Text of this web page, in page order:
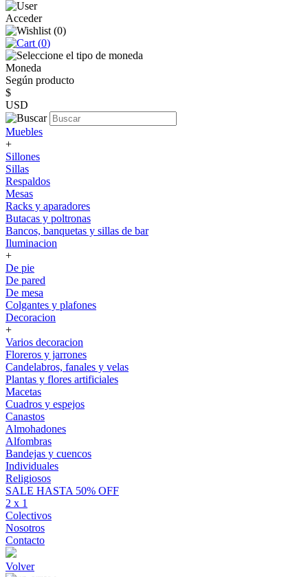
Acceder
(0)
(0)
Moneda
Según producto
$
USD
Muebles
+
Sillones
Sillas
Respaldos
Mesas
Racks y aparadores
Butacas y poltronas
Bancos, banquetas y sillas de bar
Iluminacion
+
De pie
De pared
De mesa
Colgantes y plafones
Decoracion
+
Varios decoracion
Floreros y jarrones
Candelabros, fanales y velas
Plantas y flores artificiales
Macetas
Cuadros y espejos
Canastos
Almohadones
Alfombras
Bandejas y cuencos
Individuales
Religiosos
SALE HASTA 50% OFF
2 x 1
Colectivos
Nosotros
Contacto
Volver